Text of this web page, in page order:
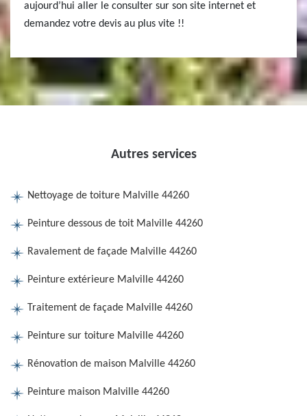
aujourd’hui aller le consulter sur son site internet et
demandez votre devis au plus vite !!
Autres services
Nettoyage de toiture Malville 44260
Peinture dessous de toit Malville 44260
Ravalement de façade Malville 44260
Peinture extérieure Malville 44260
Traitement de façade Malville 44260
Peinture sur toiture Malville 44260
Rénovation de maison Malville 44260
Peinture maison Malville 44260